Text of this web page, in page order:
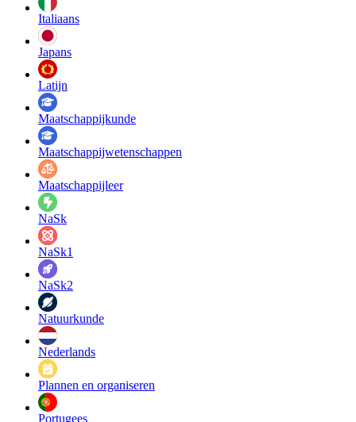
Italiaans
Japans
Latijn
Maatschappij­kunde
Maatschappij­wetenschappen
Maatschappijleer
NaSk
NaSk1
NaSk2
Natuurkunde
Nederlands
Plannen en organiseren
Portugees